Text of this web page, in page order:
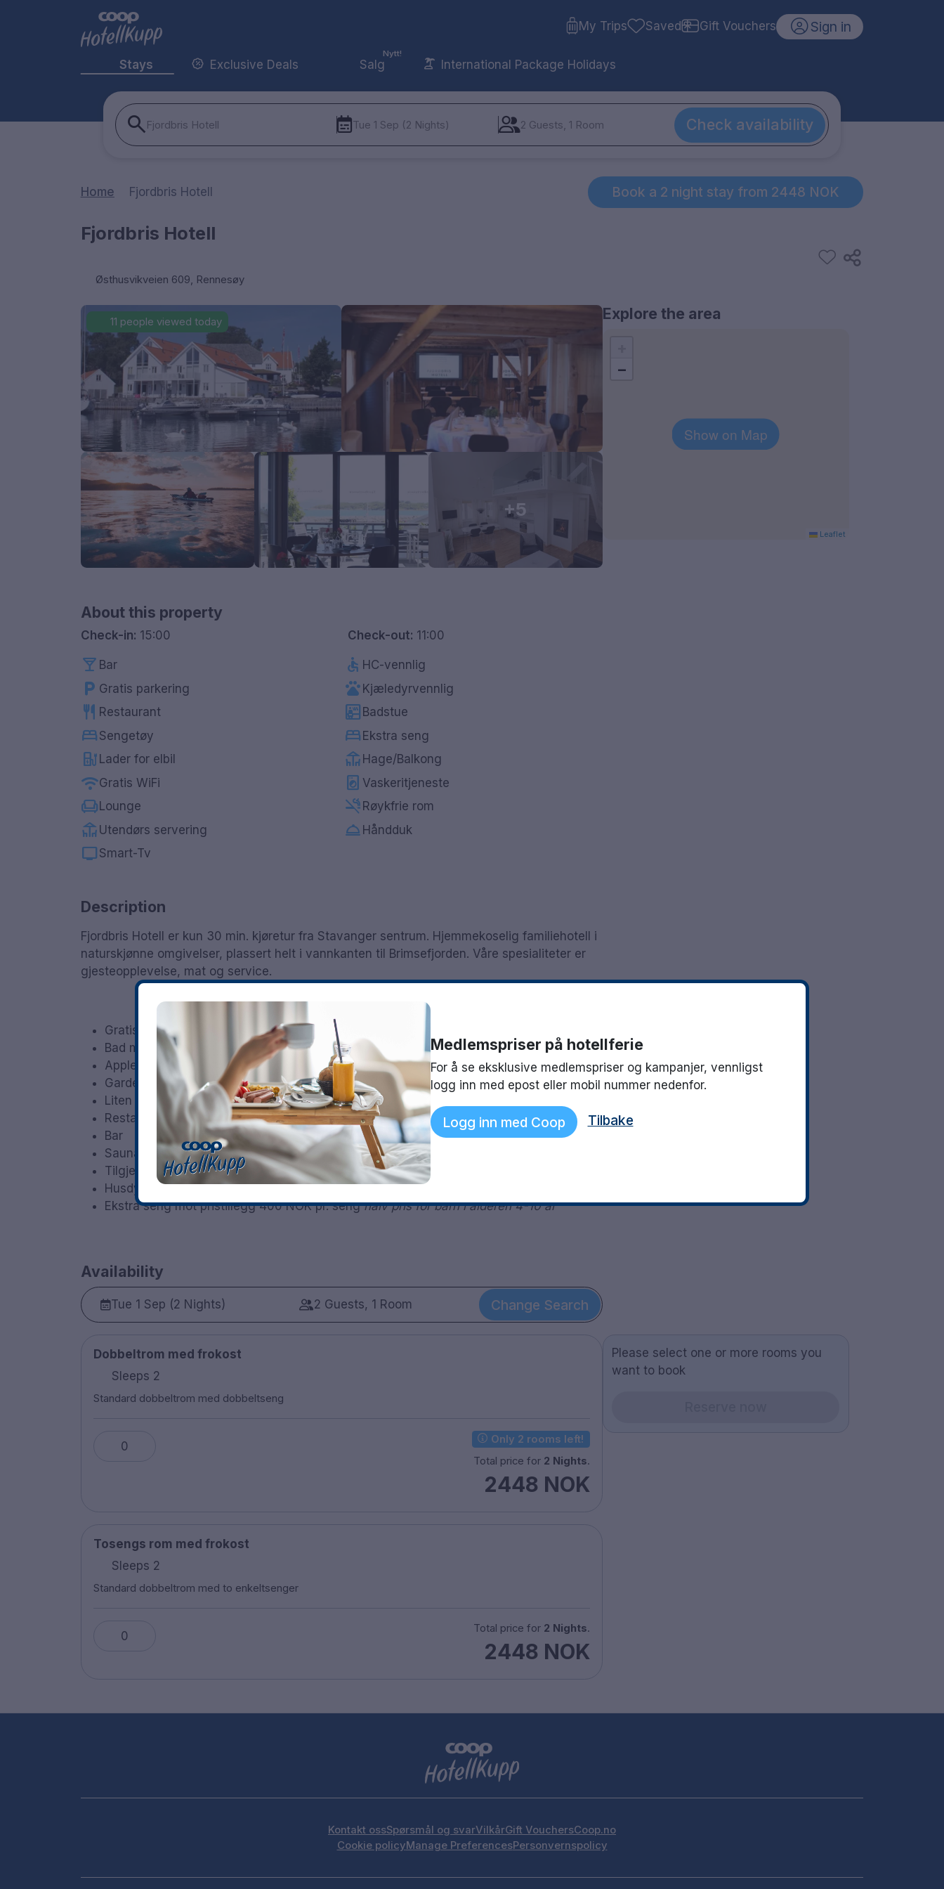
My Trips Saved Gift Vouchers Sign in
Stays Exclusive Deals
Nytt!
Salg International Package Holidays
Fjordbris Hotell Tue 1 Sep (2 Nights) 2 Guests, 1 Room Check availability
Home Fjordbris Hotell Book a 2 night stay from 2448 NOK
Fjordbris Hotell
Østhusvikveien 609, Rennesøy
11 people viewed today
+5
About this property
Check-in: 15:00 Check-out: 11:00
local_bar Bar accessible HC-vennlig
local_parking Gratis parkering pets Kjæledyrvennlig
restaurant Restaurant sauna Badstue
bed Sengetøy bed Ekstra seng
ev_station Lader for elbil deck Hage/Balkong
wifiGratis WiFi local_laundry_service Vaskeritjeneste
chair Lounge smoke_free Røykfrie rom
deck Utendørs servering room_service Håndduk
tv Smart-Tv
Description
Fjordbris Hotell er kun 30 min. kjøretur fra Stavanger sentrum. Hjemmekoselig familiehotell i
naturskjønne omgivelser, plassert helt i vannkanten til Brimsefjorden. Våre spesialiteter er
gjesteopplevelse, mat og service.
Gratis parkering
Bad med dusj
Apple TV
Garderobe
Liten arbeidsstasjon
Restaurant fra NOK 295 pr. person
Bar
Sauna
100 NOK pr. person
Tilgjengelig med rullestol
Husdyr er tillatt
Ekstra seng mot pristillegg 400 NOK pr. senghalv pris for barn i alderen 4-10 år
Availability
Tue 1 Sep (2 Nights) 2 Guests, 1 Room Change Search
Dobbeltrom med frokost
Sleeps 2
Standard dobbeltrom med dobbeltseng
0
Only 2 rooms left!
Total price for 2 Nights.
2448 NOK
Tosengs rom med frokost
Sleeps 2
Standard dobbeltrom med to enkeltsenger
0
Total price for 2 Nights.
2448 NOK
Explore the area
Show on Map
−
Leaflet
Please select one or more rooms you
want to book
Medlemspriser på hotellferie
For å se eksklusive medlemspriser og kampanjer, vennligst
logg inn med epost eller mobil nummer nedenfor.
Logg inn med Coop Tilbake
Kontakt ossSpørsmål og svarVilkårGift VouchersCoop.no
Cookie policyManage PreferencesPersonvernspolicy